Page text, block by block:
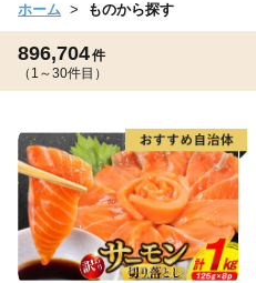
ホーム ものから探す
896,704件
（1～30件目）